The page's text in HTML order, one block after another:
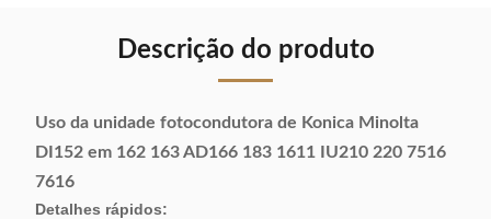
Descrição do produto
Uso da unidade fotocondutora de Konica Minolta
DI152 em 162 163 AD166 183 1611 IU210 220 7516
7616
Detalhes rápidos: